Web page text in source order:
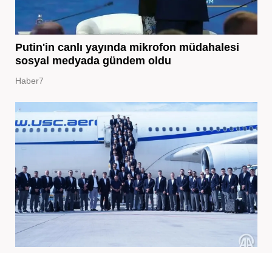
Putin'in canlı yayında mikrofon müdahalesi
sosyal medyada gündem oldu
Haber7